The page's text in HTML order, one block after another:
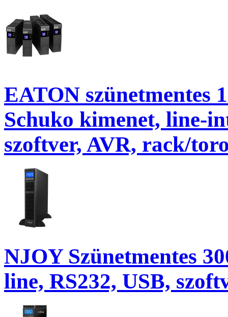
EATON szünetmentes
Schuko kimenet, line-
szoftver, AVR, rack/
NJOY Szünetmentes
line, RS232, USB,